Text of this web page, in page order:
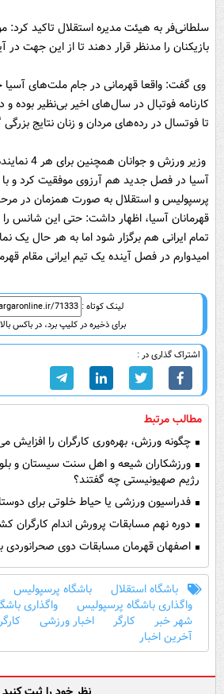
سلطانی‌فر به هیئت مدیره استقلال تاکید
بازیکنان را مدنظر قرار دهند تا از این جهت
وی گفت: واقعا قهرمانی در جام ملت‌های آسیا
کارنامه فوتبال در سال‌های اخیر بی‌نظیر بوده و
تا فوتسال در رده‌های مردان و زنان نتایج
وزیر ورزش و
آسیا در فصل جدید هم آرزوی موفقیت کرد و با
پرسپولیس و استقلال به صورت همزمان در
قهرمانان آسیا، اظهار داشت: حتی این شانس
تمام ایرانی هم برگزار شود اما به هر حال یک
امیدوارم در فصل آینده یک تیم ایرانی مقام
لینک کوتاه :
برای ذخیره در کلیپ برد، در باکس
اشتراک گذاری در :
مطالب مرتبط
چگونه ورزش، بهره‌وری کارگران را افزایش
ورزشکاران شیعه و اهل سنت سیستان و
رژیم صهیونیستی چه گفتند؟
فدراسیون ورزشی یا حیاط خلوتی برای
دوره نهم مسابقات پرورش اندام کارگران
اصفهان قهرمان مسابقات دوی صحرانوردی
باشگاه استقلال
باشگاه پرسپولیس
واگذاری باشگاه پرسپولیس
واگذاری
شهر خبر
کارگر اخبار ورزشی
آخرین اخبار